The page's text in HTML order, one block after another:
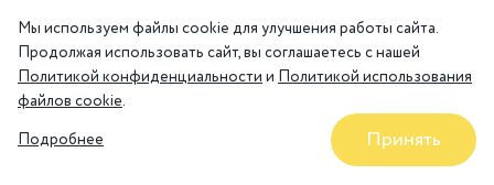
بيك: 044525974
حساب المراسلة: 30101810145250000974
سياسة الخصوصية
اتفاقية المستخدم
Правила проживания
Мы используем файлы cookie для улучшения работы сайта.
Продолжая использовать сайт, вы соглашаетесь с нашей
Политикой конфиденциальности и Политикой использования
файлов cookie.
Подробнее Принять الخصومات